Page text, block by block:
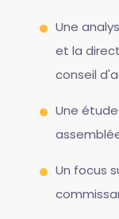
Une
et la
conseil
Une
Un focus